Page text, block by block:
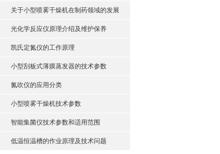
关于小型喷雾干燥机在制药领域的发展
光化学反应仪原理介绍及维护保养
凯氏定氮仪的工作原理
小型刮板式薄膜蒸发器的技术参数
氮吹仪的应用分类
小型喷雾干燥机技术参数
智能集菌仪技术参数和适用范围
低温恒温槽的作业原理及技术问题